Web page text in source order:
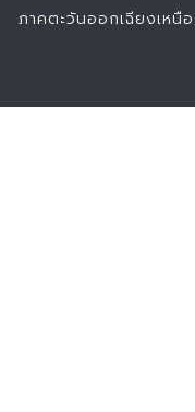
ภาคตะวันออกเฉียงเหนื